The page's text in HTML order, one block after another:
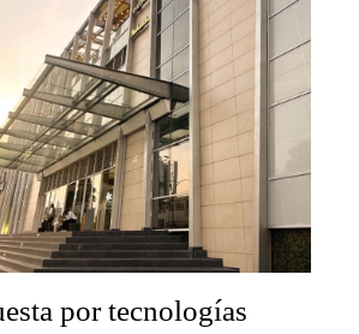
por tecnologías